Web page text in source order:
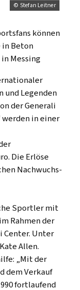
© Stefan Leitner
können
in Beton
Messing
Legenden
der Generali
werden in einer
Die Erlöse
Nachwuchs-
Sportler mit
Rahmen der
Center. Unter
Allen.
„Mit der
dem Verkauf
fortlaufend